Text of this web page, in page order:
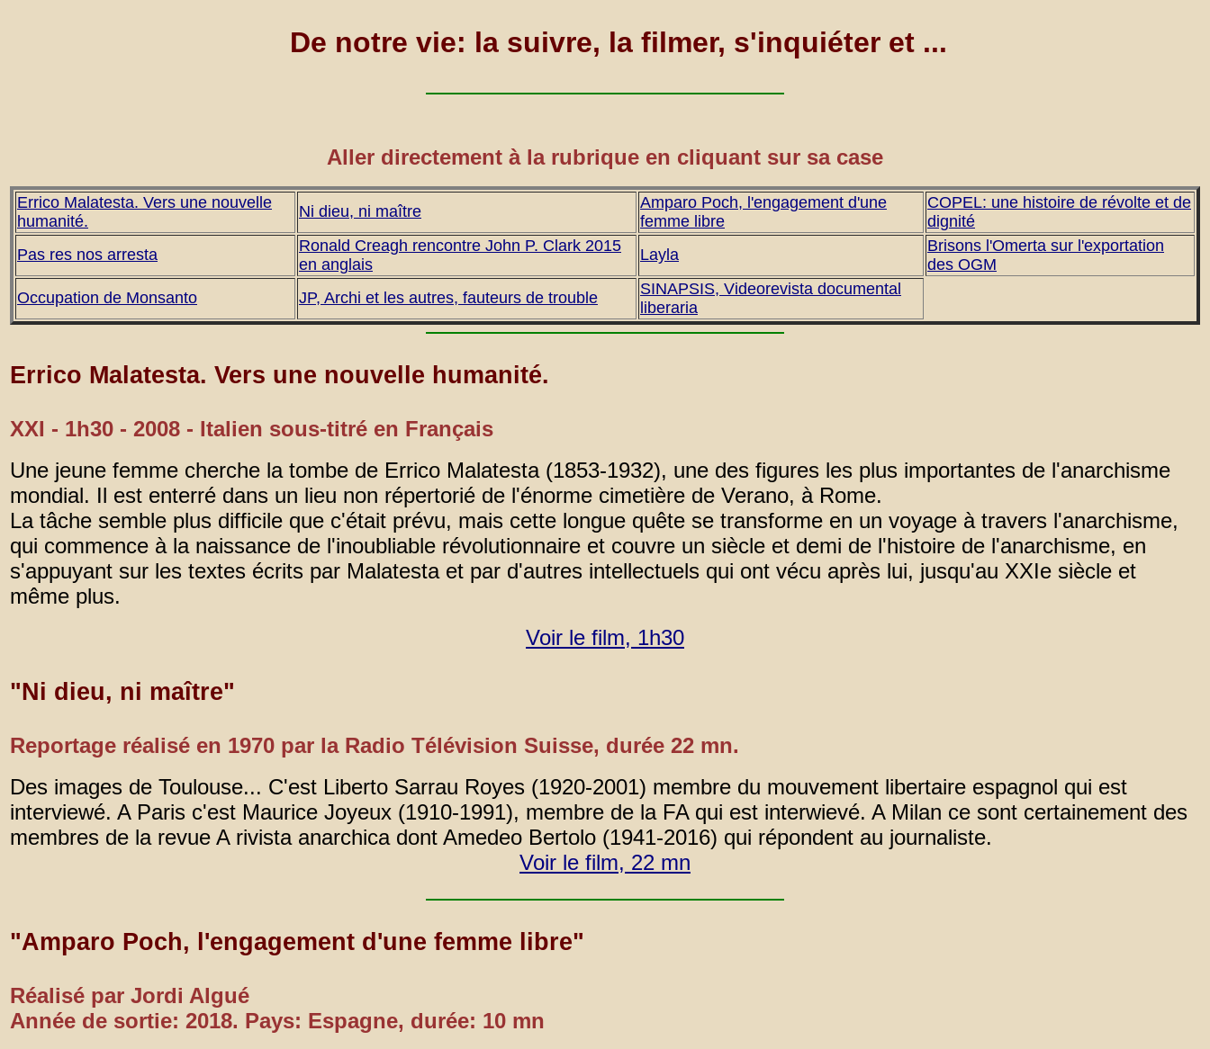
De notre vie: la suivre, la filmer, s'inquiéter et ...
Aller directement à la rubrique en cliquant sur sa case
Errico Malatesta. Vers une nouvelle
humanité.
Ni dieu, ni maître
Amparo Poch, l'engagement d'une
femme libre
COPEL: une histoire de révolte et de
dignité
Pas res nos arresta
Ronald Creagh rencontre John P. Clark 2015
en anglais
Layla
Brisons l'Omerta sur l'exportation
des OGM
Occupation de Monsanto
JP, Archi et les autres, fauteurs de trouble
SINAPSIS, Videorevista documental
liberaria
Errico Malatesta. Vers une nouvelle humanité.
XXI - 1h30 - 2008 - Italien sous-titré en Français
Une jeune femme cherche la tombe de Errico Malatesta (1853-1932), une des figures les plus importantes de l'anarchisme
mondial. Il est enterré dans un lieu non répertorié de l'énorme cimetière de Verano, à Rome.
La tâche semble plus difficile que c'était prévu, mais cette longue quête se transforme en un voyage à travers l'anarchisme,
qui commence à la naissance de l'inoubliable révolutionnaire et couvre un siècle et demi de l'histoire de l'anarchisme, en
s'appuyant sur les textes écrits par Malatesta et par d'autres intellectuels qui ont vécu après lui, jusqu'au XXIe siècle et
même plus.
Voir le film, 1h30
"Ni dieu, ni maître"
Reportage réalisé en 1970 par la Radio Télévision Suisse, durée 22 mn.
Des images de Toulouse... C'est Liberto Sarrau Royes (1920-2001) membre du mouvement libertaire espagnol qui est
interviewé. A Paris c'est Maurice Joyeux (1910-1991), membre de la FA qui est interwievé. A Milan ce sont certainement des
membres de la revue A rivista anarchica dont Amedeo Bertolo (1941-2016) qui répondent au journaliste.
Voir le film, 22 mn
"Amparo Poch, l'engagement d'une femme libre"
Réalisé par Jordi Algué
Année de sortie: 2018. Pays: Espagne, durée: 10 mn